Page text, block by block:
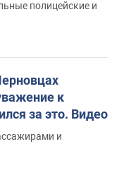
полицейские и
к
за это. Видео
и